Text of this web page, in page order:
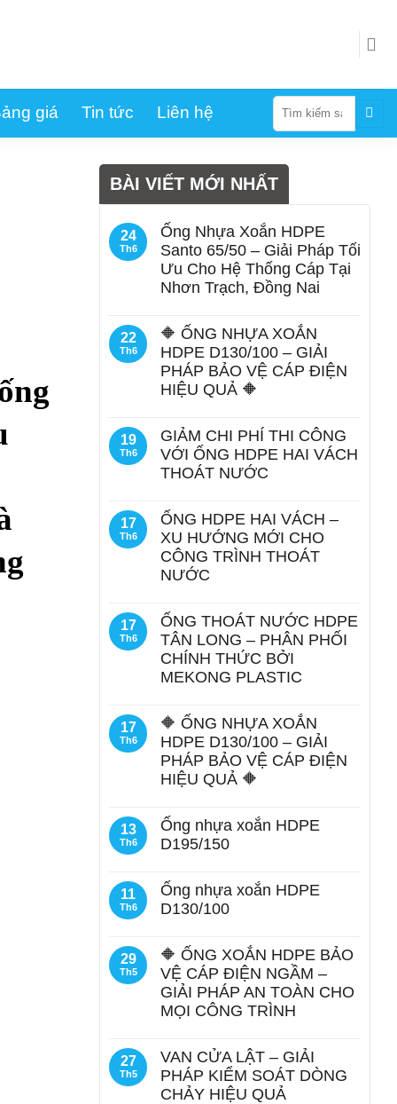
giá Tin tức Liên hệ
Tìm
kiếm:
BÀI VIẾT MỚI NHẤT
24
Th6
Ống Nhựa Xoắn HDPE
Santo 65/50 – Giải Pháp Tối
Ưu Cho Hệ Thống Cáp Tại
Nhơn Trạch, Đồng Nai
22
Th6
🔶 ỐNG NHỰA XOẮN
HDPE D130/100 – GIẢI
PHÁP BẢO VỆ CÁP ĐIỆN
HIỆU QUẢ 🔶
19
Th6
GIẢM CHI PHÍ THI CÔNG
VỚI ỐNG HDPE HAI VÁCH
THOÁT NƯỚC
17
Th6
ỐNG HDPE HAI VÁCH –
XU HƯỚNG MỚI CHO
CÔNG TRÌNH THOÁT
NƯỚC
17
Th6
ỐNG THOÁT NƯỚC HDPE
TÂN LONG – PHÂN PHỐI
CHÍNH THỨC BỞI
MEKONG PLASTIC
17
Th6
🔶 ỐNG NHỰA XOẮN
HDPE D130/100 – GIẢI
PHÁP BẢO VỆ CÁP ĐIỆN
HIỆU QUẢ 🔶
13
Th6
Ống nhựa xoắn HDPE
D195/150
11
Th6
Ống nhựa xoắn HDPE
D130/100
29
Th5
🔶 ỐNG XOẮN HDPE BẢO
VỆ CÁP ĐIỆN NGẦM –
GIẢI PHÁP AN TOÀN CHO
MỌI CÔNG TRÌNH
27
Th5
VAN CỬA LẬT – GIẢI
PHÁP KIỂM SOÁT DÒNG
CHẢY HIỆU QUẢ